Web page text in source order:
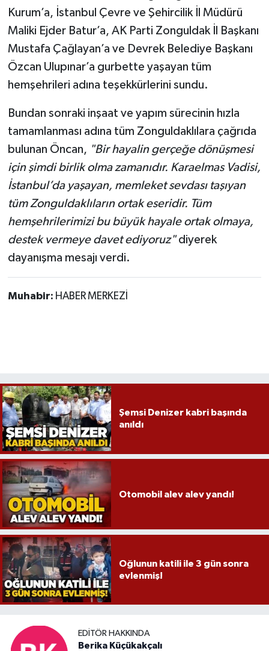
Kurum’a, İstanbul Çevre ve Şehircilik İl Müdürü
Maliki Ejder Batur’a, AK Parti Zonguldak İl Başkanı
Mustafa Çağlayan’a ve Devrek Belediye Başkanı
Özcan Ulupınar’a gurbette yaşayan tüm
hemşehrileri adına teşekkürlerini sundu.
Bundan sonraki inşaat ve yapım sürecinin hızla
tamamlanması adına tüm Zonguldaklılara çağrıda
bulunan Öncan, "Bir hayalin gerçeğe dönüşmesi
için şimdi birlik olma zamanıdır. Karaelmas Vadisi,
İstanbul’da yaşayan, memleket sevdası taşıyan
tüm Zonguldaklıların ortak eseridir. Tüm
hemşehrilerimizi bu büyük hayale ortak olmaya,
destek vermeye davet ediyoruz"diyerek
dayanışma mesajı verdi.
Muhabir: HABER MERKEZİ
Şemsi Denizer kabri başında
anıldı
Otomobil alev alev yandı!
Oğlunun katili ile 3 gün sonra
evlenmiş!
EDITÖR HAKKINDA
Berika Küçükakçalı